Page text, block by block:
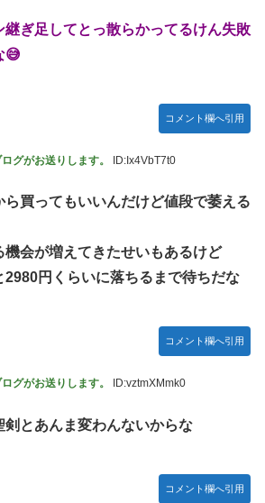
継ぎ足してとっ散らかってるけん失敗
😅
コメント欄へ引用
グがお送りします。 ID:Ix4VbT7t0
買ってもいいんだけど値段で萎える
機会が増えてきたせいもあるけど
2980円くらいに落ちるまで待ちだな
コメント欄へ引用
グがお送りします。 ID:vztmXMmk0
剣とあんま変わんないからな
コメント欄へ引用